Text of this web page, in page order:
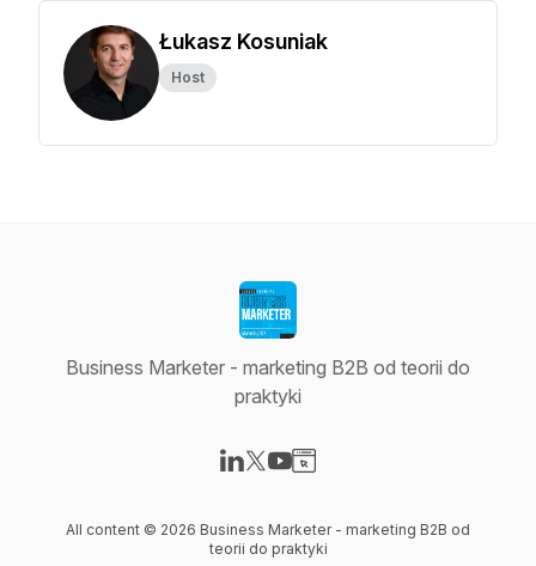
Łukasz Kosuniak
Host
Business Marketer - marketing B2B od teorii do
praktyki
All content © 2026 Business Marketer - marketing B2B od
teorii do praktyki